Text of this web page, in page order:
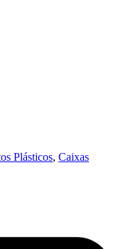
Plásticos, Caixas